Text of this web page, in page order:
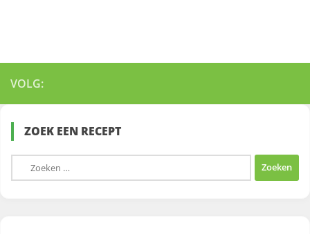
VOLG:
ZOEK EEN RECEPT
Zoeken
naar: